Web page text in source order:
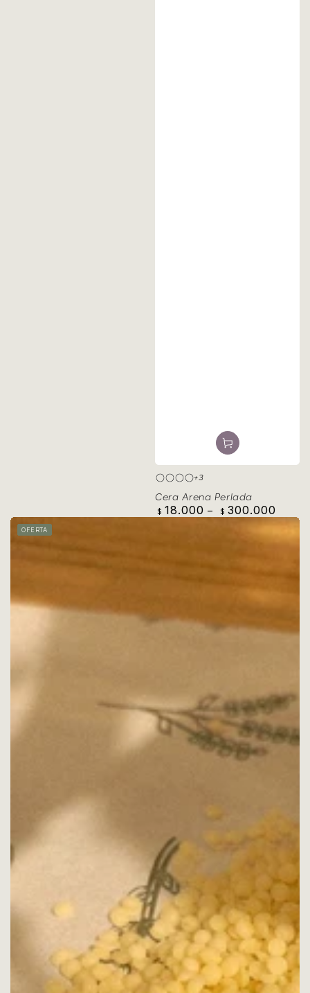
Azul
Negro
Rosa
Blanco
+3
Cera Arena Perlada
Precio
$ 18.000 $ 300.000
OFERTA